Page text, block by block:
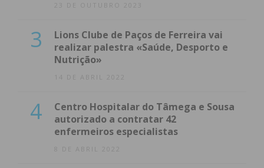
23 DE OUTUBRO 2023
3
Lions Clube de Paços de Ferreira vai
realizar palestra «Saúde, Desporto e
Nutrição»
14 DE ABRIL 2022
4
Centro Hospitalar do Tâmega e Sousa
autorizado a contratar 42
enfermeiros especialistas
8 DE ABRIL 2022